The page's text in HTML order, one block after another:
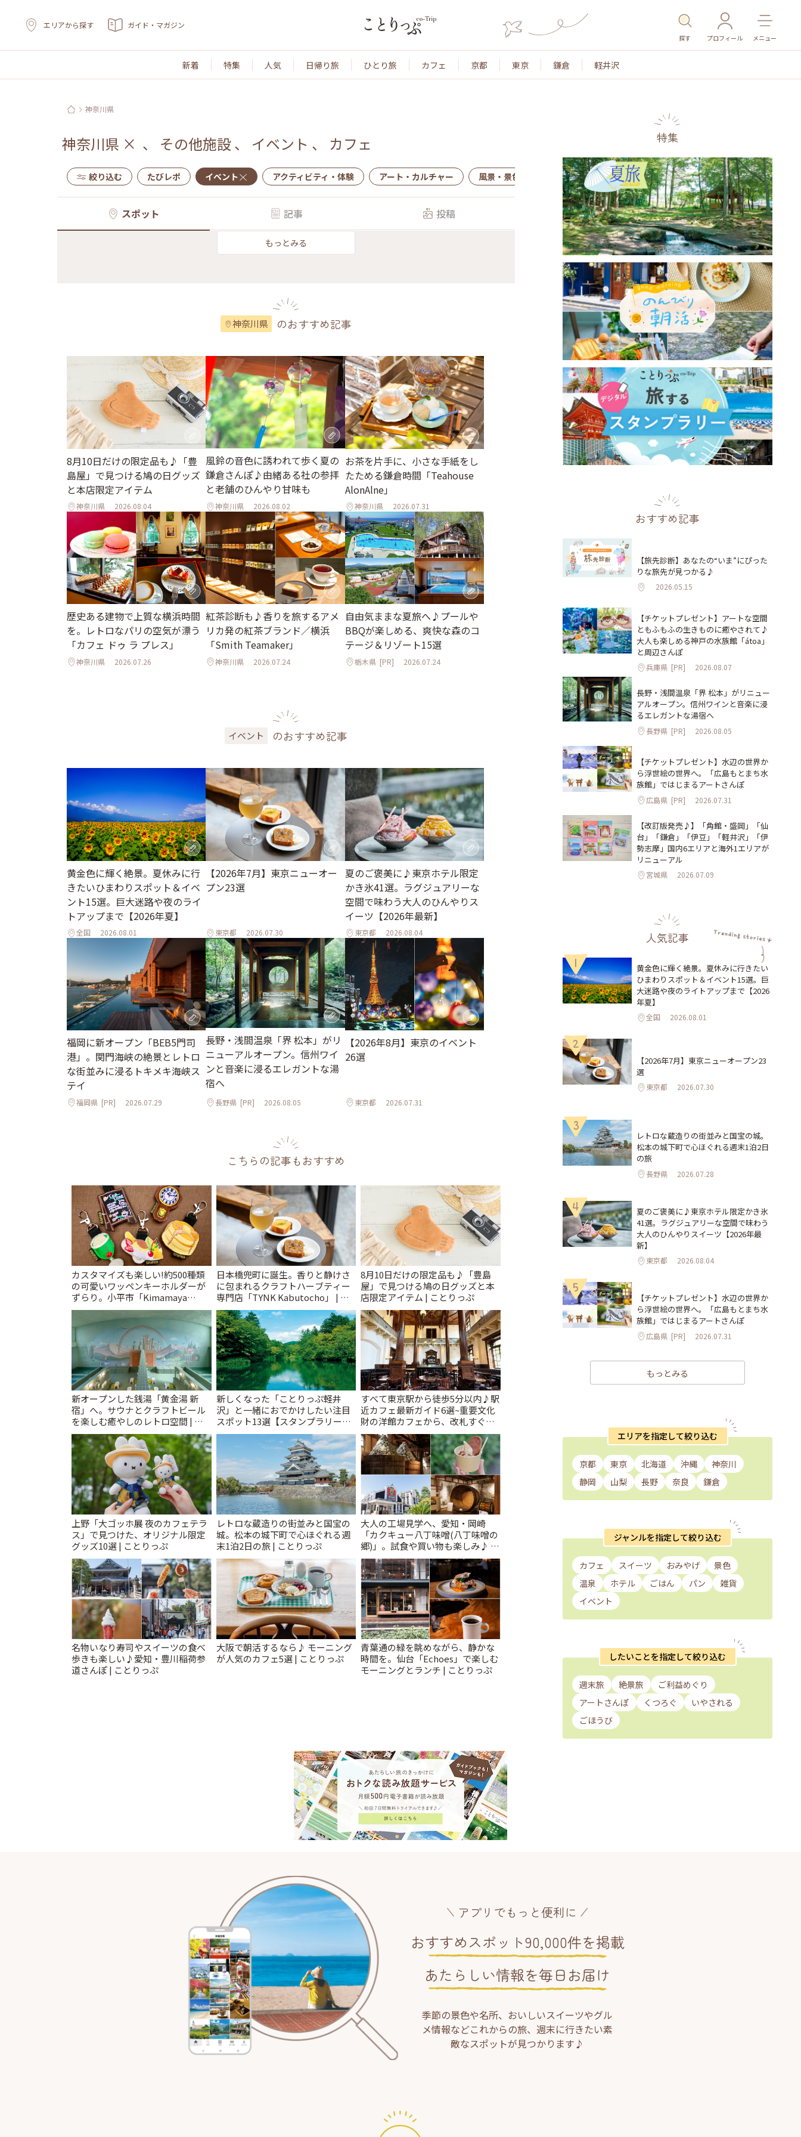
エリアから探す ガイド・マガジン
探す プロフィール メニュー
新着 特集 人気 日帰り旅 ひとり旅 カフェ 京都 東京 鎌倉 軽井沢
神奈川県
神奈川県 × 、 その他施設、 イベント 、 カフェ
絞り込む たびレポ イベント アクティビティ・体験 アート・カルチャー 風景・景色 名所・旧跡 温泉・スパ その他施設 ごはん
スポット 記事 投稿
もっとみる
神奈川県 のおすすめ記事
8月10日だけの限定品も♪「豊
島屋」で見つける鳩の日グッズ
と本店限定アイテム
神奈川県 2026.08.04
風鈴の音色に誘われて歩く夏の
鎌倉さんぽ♪由緒ある社の参拝
と老舗のひんやり甘味も
神奈川県 2026.08.02
お茶を片手に、小さな手紙をし
たためる鎌倉時間「Teahouse
AlonAlne」
神奈川県 2026.07.31
歴史ある建物で上質な横浜時間
を。レトロなパリの空気が漂う
「カフェ ドゥ ラ プレス」
神奈川県 2026.07.26
紅茶診断も♪香りを旅するアメ
リカ発の紅茶ブランド／横浜
「Smith Teamaker」
神奈川県 2026.07.24
自由気ままな夏旅へ♪プールや
BBQが楽しめる、爽快な森のコ
テージ＆リゾート15選
栃木県[PR] 2026.07.24
イベント のおすすめ記事
黄金色に輝く絶景。夏休みに行
きたいひまわりスポット＆イベ
ント15選。巨大迷路や夜のライ
トアップまで【2026年夏】
全国 2026.08.01
【2026年7月】東京ニューオー
プン23選
東京都 2026.07.30
夏のご褒美に♪東京ホテル限定
かき氷41選。ラグジュアリーな
空間で味わう大人のひんやりス
イーツ【2026年最新】
東京都 2026.08.04
福岡に新オープン「BEB5門司
港」。関門海峡の絶景とレトロ
な街並みに浸るトキメキ海峡ス
テイ
福岡県 [PR] 2026.07.29
長野・浅間温泉「界 松本」がリ
ニューアルオープン。信州ワイ
ンと音楽に浸るエレガントな湯
宿へ
長野県 [PR] 2026.08.05
【2026年8月】東京のイベント
26選
東京都 2026.07.31
こちらの記事もおすすめ
カスタマイズも楽しい!約500種類
の可愛いワッペンキーホルダーが
ずらり。小平市「Kimamaya
T&K」 | ことりっぷ
日本橋兜町に誕生。香りと静けさ
に包まれるクラフトハーブティー
専門店「TYNK Kabutocho」 | こ
とりっぷ
8月10日だけの限定品も♪「豊島
屋」で見つける鳩の日グッズと本
店限定アイテム | ことりっぷ
新オープンした銭湯「黄金湯 新
宿」へ。サウナとクラフトビール
を楽しむ癒やしのレトロ空間 | こ
とりっぷ
新しくなった「ことりっぷ軽井
沢」と一緒におでかけしたい注目
スポット13選【スタンプラリー開
催中】 | ことりっぷ
すべて東京駅から徒歩5分以内♪駅
近カフェ最新ガイド6選~重要文化
財の洋館カフェから、改札すぐの
レトロ喫茶まで~ | ことりっぷ
上野「大ゴッホ展 夜のカフェテラ
ス」で見つけた、オリジナル限定
グッズ10選 | ことりっぷ
レトロな蔵造りの街並みと国宝の
城。松本の城下町で心ほぐれる週
末1泊2日の旅 | ことりっぷ
大人の工場見学へ、愛知・岡崎
「カクキュー八丁味噌(八丁味噌の
郷)」。試食や買い物も楽しみ♪ |
ことりっぷ
名物いなり寿司やスイーツの食べ
歩きも楽しい♪愛知・豊川稲荷参
道さんぽ | ことりっぷ
大阪で朝活するなら♪ モーニング
が人気のカフェ5選 | ことりっぷ
青葉通の緑を眺めながら、静かな
時間を。仙台「Echoes」で楽しむ
モーニングとランチ | ことりっぷ
特集
おすすめ記事
【旅先診断】あなたの“いま”にぴった
りな旅先が見つかる♪
2026.05.15
【チケットプレゼント】アートな空間
ともふもふの生きものに癒やされて♪
大人も楽しめる神戸の水族館「átoa」
と周辺さんぽ
兵庫県 [PR] 2026.08.07
長野・浅間温泉「界 松本」がリニュー
アルオープン。信州ワインと音楽に浸
るエレガントな湯宿へ
長野県 [PR] 2026.08.05
【チケットプレゼント】水辺の世界か
ら浮世絵の世界へ。「広島もとまち水
族館」ではじまるアートさんぽ
広島県 [PR] 2026.07.31
【改訂版発売♪】「角館・盛岡」「仙
台」「鎌倉」「伊豆」「軽井沢」「伊
勢志摩」国内6エリアと海外1エリアが
リニューアル
宮城県 2026.07.09
人気記事
1
黄金色に輝く絶景。夏休みに行きたい
ひまわりスポット＆イベント15選。巨
大迷路や夜のライトアップまで【2026
年夏】
全国 2026.08.01
2
【2026年7月】東京ニューオープン23
選
東京都 2026.07.30
3
レトロな蔵造りの街並みと国宝の城。
松本の城下町で心ほぐれる週末1泊2日
の旅
長野県 2026.07.28
4
夏のご褒美に♪東京ホテル限定かき氷
41選。ラグジュアリーな空間で味わう
大人のひんやりスイーツ【2026年最
新】
東京都 2026.08.04
5
【チケットプレゼント】水辺の世界か
ら浮世絵の世界へ。「広島もとまち水
族館」ではじまるアートさんぽ
広島県 [PR] 2026.07.31
もっとみる
エリアを指定して絞り込む
京都 東京 北海道 沖縄
神奈川
静岡
山梨 長野 奈良 鎌倉
ジャンルを指定して絞り込む
カフェ スイーツ おみやげ
景色
温泉
ホテル ごはん パン
雑貨
イベント
したいことを指定して絞り込む
週末旅 絶景旅
ご利益めぐり
アートさんぽ
くつろぐ
いやされる
ごほうび
アプリでもっと便利に
おすすめスポット90,000件を掲載
あたらしい情報を毎日お届け
季節の景色や名所、おいしいスイーツやグル
メ情報などこれからの旅、週末に行きたい素
敵なスポットが見つかります♪